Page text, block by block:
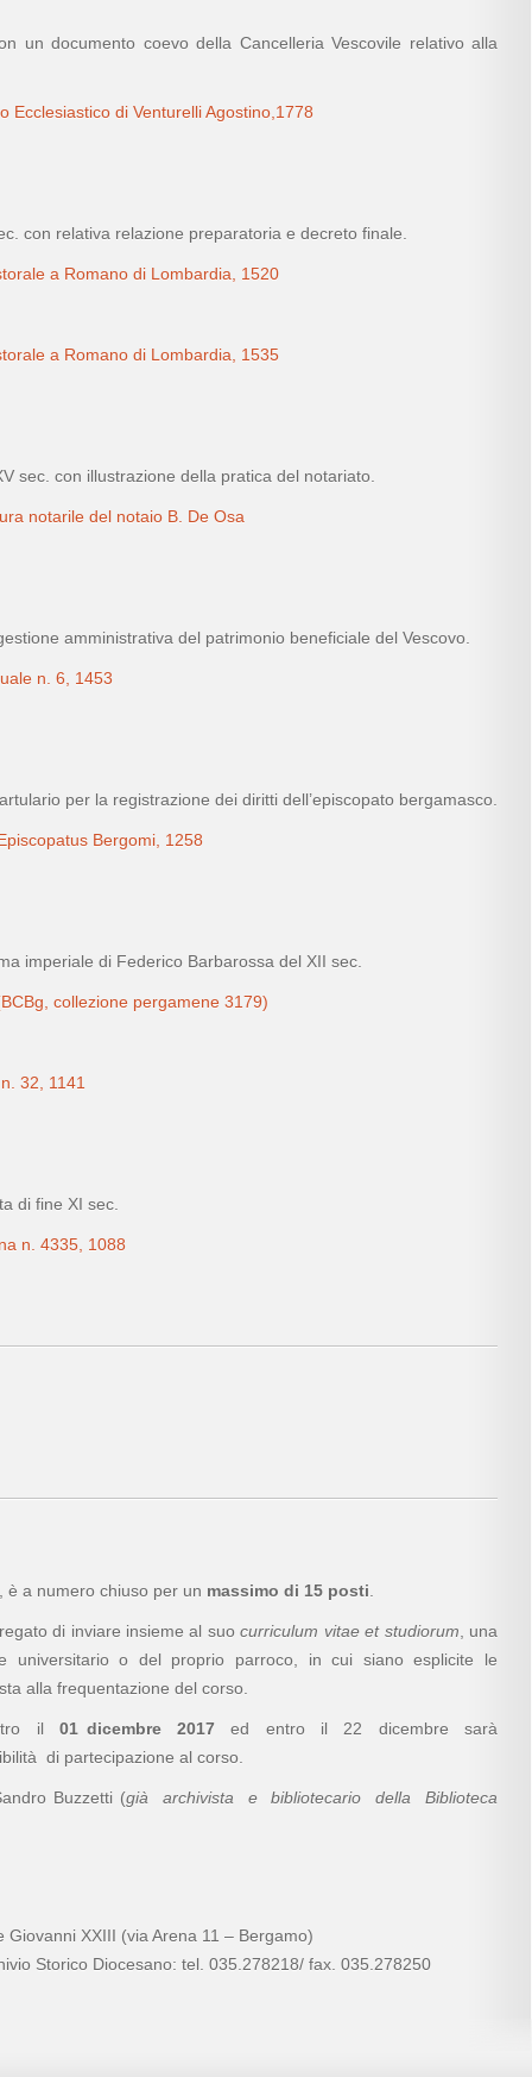
un documento coevo della Cancelleria Vescovile relativo alla
Ecclesiastico di Venturelli Agostino,1778
con relativa relazione preparatoria e decreto finale.
a Romano di Lombardia, 1520
a Romano di Lombardia, 1535
sec. con illustrazione della pratica del notariato.
notarile del notaio B. De Osa
amministrativa del patrimonio beneficiale del Vescovo.
n. 6, 1453
per la registrazione dei diritti dell’episcopato bergamasco.
Bergomi, 1258
imperiale di Federico Barbarossa del XII sec.
collezione pergamene 3179)
32, 1141
di fine XI sec.
n. 4335, 1088
, è a numero chiuso per un massimo di 15 posti
di inviare insieme al suocurriculum vitae et studiorum , una
universitario o del proprio parroco, in cui siano esplicite le
alla frequentazione del corso.
il 01 dicembre 2017 ed entro il 22 dicembre sarà
di partecipazione al corso.
Buzzetti (già archivista e bibliotecario della Biblioteca
Giovanni XXIII (via Arena 11 – Bergamo)
Storico Diocesano: tel. 035.278218/ fax. 035.278250